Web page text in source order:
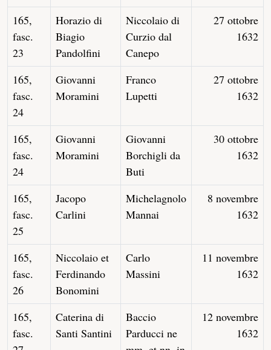
165,
fasc.
23
Horazio di
Biagio
Pandolfini
Niccolaio di
Curzio dal
Canepo
27 ottobre
1632
165,
fasc.
24
Giovanni
Moramini
Franco
Lupetti
27 ottobre
1632
165,
fasc.
24
Giovanni
Moramini
Giovanni
Borchigli da
Buti
30 ottobre
1632
165,
fasc.
25
Jacopo
Carlini
Michelagnolo
Mannai
8 novembre
1632
165,
fasc.
26
Niccolaio et
Ferdinando
Bonomini
Carlo
Massini
11 novembre
1632
165,
fasc.
Caterina di
Santi Santini
Baccio
Parducci ne
12 novembre
1632